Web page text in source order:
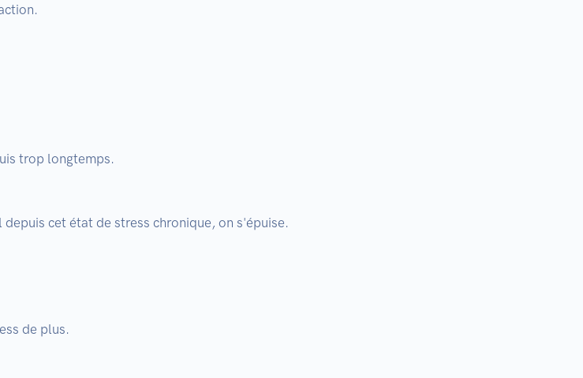
trop longtemps.
cet état de stress chronique, on s'épuise.
de plus.